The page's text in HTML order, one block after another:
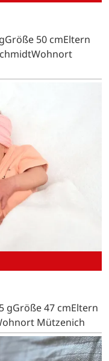
50 cmEltern
gGröße 47 cmEltern
Mützenich